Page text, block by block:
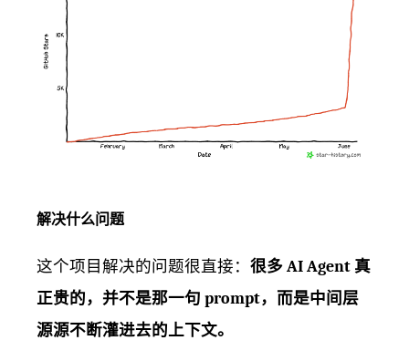
解决什么问题
这个项目解决的问题很直接： 很多 AI Agent 真
正贵的，并不是那一句 prompt，而是中间层
源源不断灌进去的上下文。